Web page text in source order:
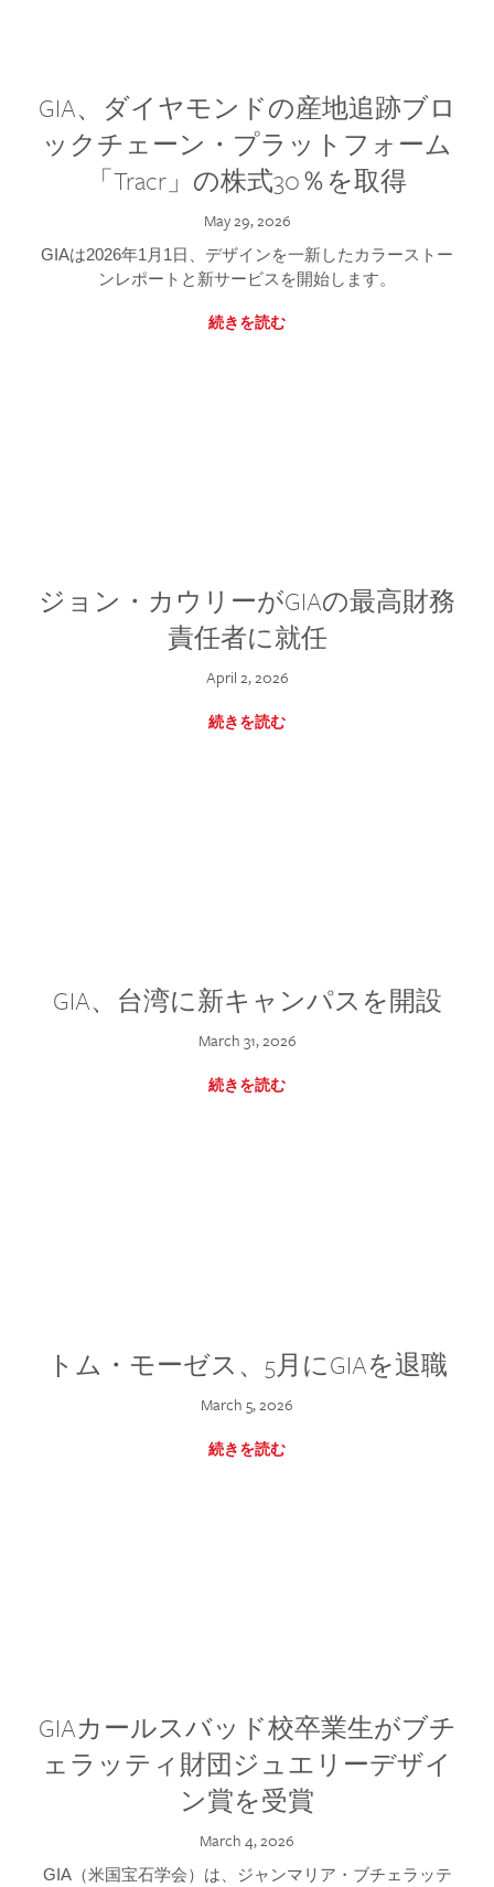
GIA、ダイヤモンドの産地追跡ブロ
ックチェーン・プラットフォーム
「Tracr」の株式30％を取得
May 29, 2026
GIAは2026年1月1日、デザインを一新したカラーストー
ンレポートと新サービスを開始します。
続きを読む
ジョン・カウリーがGIAの最高財務
責任者に就任
April 2, 2026
続きを読む
GIA、台湾に新キャンパスを開設
March 31, 2026
続きを読む
トム・モーゼス、5月にGIAを退職
March 5, 2026
続きを読む
GIAカールスバッド校卒業生がブチ
ェラッティ財団ジュエリーデザイ
ン賞を受賞
March 4, 2026
GIA（米国宝石学会）は、ジャンマリア・ブチェラッテ